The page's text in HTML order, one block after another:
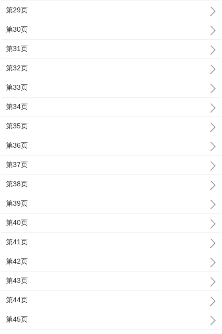
第29页
第30页
第31页
第32页
第33页
第34页
第35页
第36页
第37页
第38页
第39页
第40页
第41页
第42页
第43页
第44页
第45页